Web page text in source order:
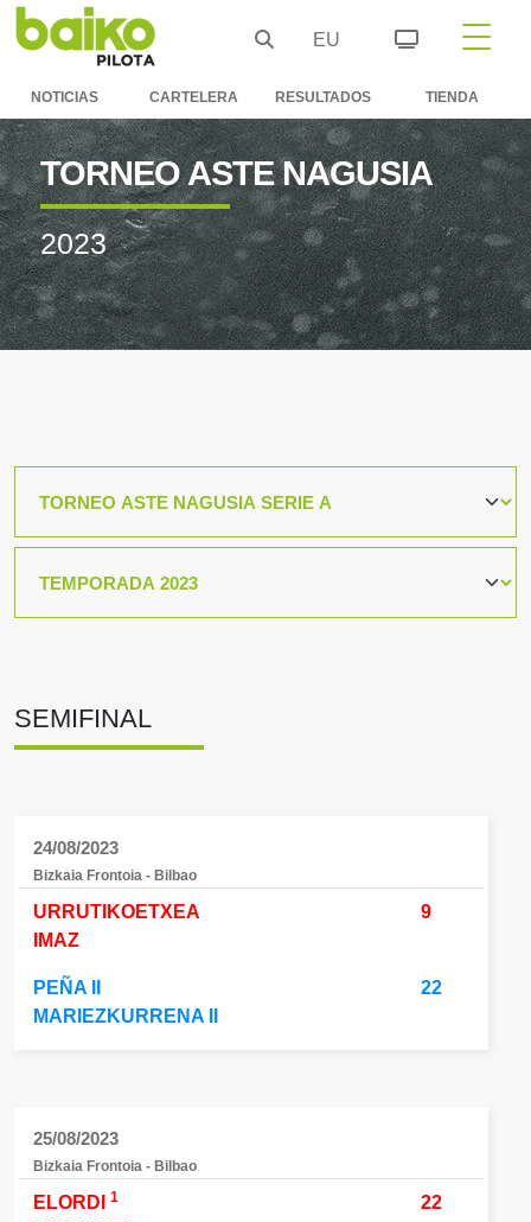
EU
NOTICIAS CARTELERA RESULTADOS TIENDA
TORNEO ASTE NAGUSIA
2023
SEMIFINAL
24/08/2023
Bizkaia Frontoia - Bilbao
URRUTIKOETXEA
IMAZ
9
PEÑA II
MARIEZKURRENA II
22
25/08/2023
Bizkaia Frontoia - Bilbao
ELORDI 1 22